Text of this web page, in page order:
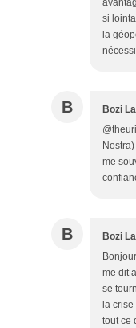
si
la
B Bozi
me
B Bozi
me dit
se
la
tout ce